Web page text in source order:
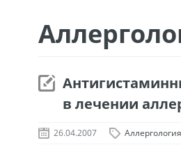
в лечении
26.04.2007 Аллергология